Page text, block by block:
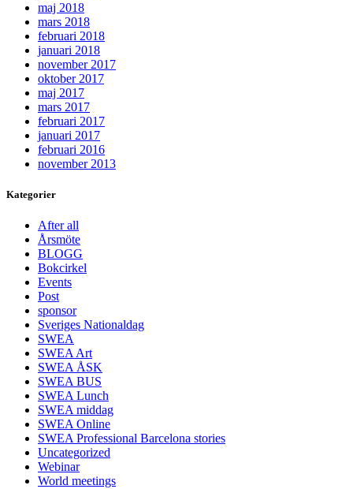
maj 2018
mars 2018
februari 2018
januari 2018
november 2017
oktober 2017
maj 2017
mars 2017
februari 2017
januari 2017
februari 2016
november 2013
Kategorier
After all
Årsmöte
BLOGG
Bokcirkel
Events
Post
sponsor
Sveriges Nationaldag
SWEA
SWEA Art
SWEA ÅSK
SWEA BUS
SWEA Lunch
SWEA middag
SWEA Online
SWEA Professional Barcelona stories
Uncategorized
Webinar
World meetings